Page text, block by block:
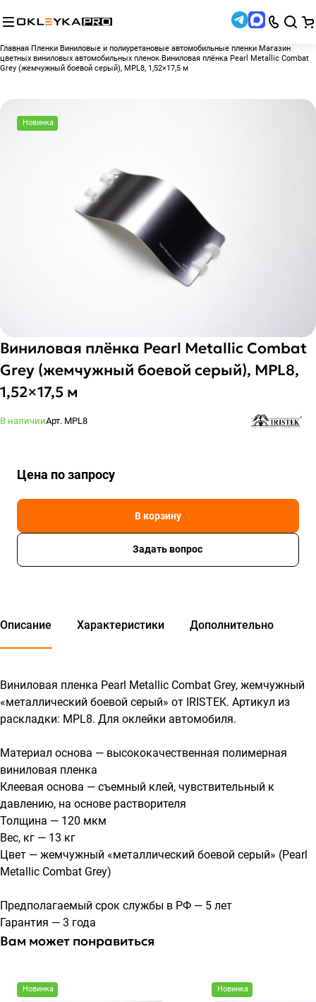
Главная Пленки Виниловые и полиуретановые автомобильные пленки Магазин
цветных виниловых автомобильных пленок Виниловая плёнка Pearl Metallic Combat
Grey (жемчужный боевой серый), MPL8, 1,52×17,5 м
Новинка
Виниловая плёнка Pearl Metallic Combat
Grey (жемчужный боевой серый), MPL8,
1,52×17,5 м
В наличииАрт. MPL8
Цена по запросу
В корзину
Задать вопрос
Описание Характеристики Дополнительно
Виниловая пленка Pearl Metallic Combat Grey, жемчужный
«металлический боевой серый» от IRISTEK. Артикул из
раскладки: MPL8. Для оклейки автомобиля.
Материал основа — высококачественная полимерная
виниловая пленка
Клеевая основа — съемный клей, чувствительный к
давлению, на основе растворителя
Толщина — 120 мкм
Вес, кг — 13 кг
Цвет — жемчужный «металлический боевой серый» (Pearl
Metallic Combat Grey)
Предполагаемый срок службы в РФ — 5 лет
Гарантия — 3 года
Вам может понравиться
Новинка Новинка